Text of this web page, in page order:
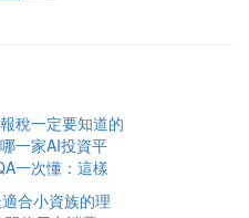
稅一定要知道的
一家AI投資平
一次懂：這樣
合小資族的理